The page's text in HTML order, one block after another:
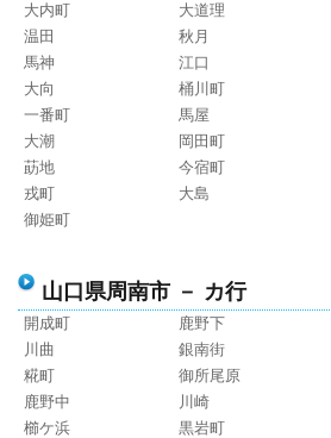
大内町
大道理
温田
秋月
馬神
江口
大向
桶川町
一番町
馬屋
大潮
岡田町
莇地
今宿町
戎町
大島
御姫町
山口県周南市 － カ行
開成町 鹿野下
川曲
銀南街
糀町
御所尾原
鹿野中
川崎
櫛ケ浜
黒岩町